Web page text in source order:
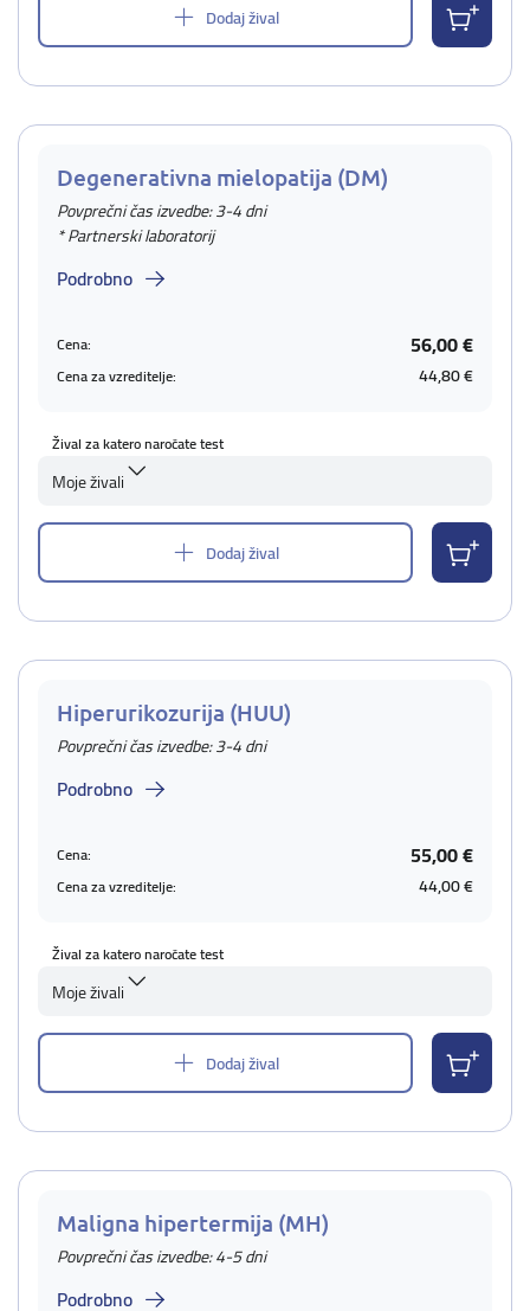
Dodaj žival
Degenerativna mielopatija (DM)
Povprečni čas izvedbe: 3-4 dni
* Partnerski laboratorij
Podrobno
Cena: 56,00 €
Cena za vzreditelje: 44,80 €
Žival za katero naročate test
Moje živali
Dodaj žival
Hiperurikozurija (HUU)
Povprečni čas izvedbe: 3-4 dni
Podrobno
Cena: 55,00 €
Cena za vzreditelje: 44,00 €
Žival za katero naročate test
Moje živali
Dodaj žival
Maligna hipertermija (MH)
Povprečni čas izvedbe: 4-5 dni
Podrobno